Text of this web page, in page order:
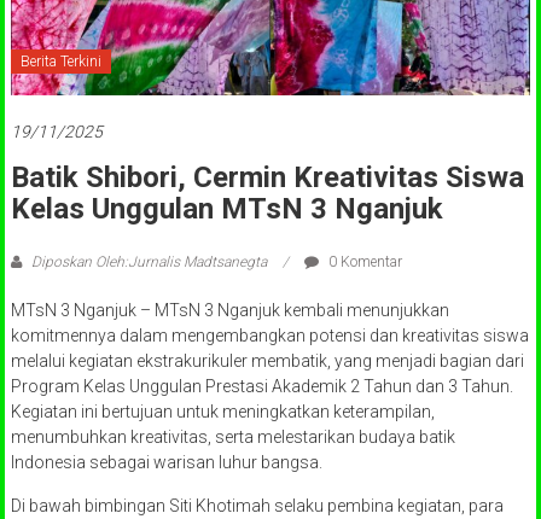
Berita Terkini
19/11/2025
Batik Shibori, Cermin Kreativitas Siswa
Kelas Unggulan MTsN 3 Nganjuk
Diposkan Oleh:Jurnalis Madtsanegta 0 Komentar
MTsN 3 Nganjuk – MTsN 3 Nganjuk kembali menunjukkan
komitmennya dalam mengembangkan potensi dan kreativitas siswa
melalui kegiatan ekstrakurikuler membatik, yang menjadi bagian dari
Program Kelas Unggulan Prestasi Akademik 2 Tahun dan 3 Tahun.
Kegiatan ini bertujuan untuk meningkatkan keterampilan,
menumbuhkan kreativitas, serta melestarikan budaya batik
Indonesia sebagai warisan luhur bangsa.
Di bawah bimbingan Siti Khotimah selaku pembina kegiatan, para